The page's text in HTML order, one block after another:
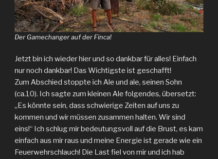
Der Gamechanger auf der Finca!
Jetzt bin ich wieder hier und so dankbar für alles! Einfach
nur noch dankbar! Das Wichtigste ist geschafft!
Zum Abschied stoppte ich Ale und ale, seinen Sohn
(ca.10). Ich sagte zum kleinen Ale folgendes, übersetzt:
„Es könnte sein, dass schwierige Zeiten auf uns zu
kommen und wir müssen zusammen halten. Wir sind
eins!“ Ich schlug mir bedeutungsvoll auf die Brust, es kam
einfach aus mir raus und meine Energie ist gerade wie ein
Feuerwehrschlauch! Die Last fiel von mir und ich hab